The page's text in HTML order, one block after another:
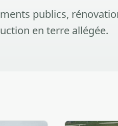
publics,
en terre allégée.